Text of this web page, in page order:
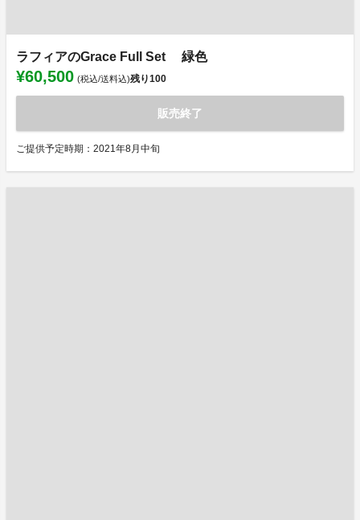
ラフィアのGrace Full Set 緑色
¥60,500 (税込/送料込)残り100
販売終了
ご提供予定時期：2021年8月中旬